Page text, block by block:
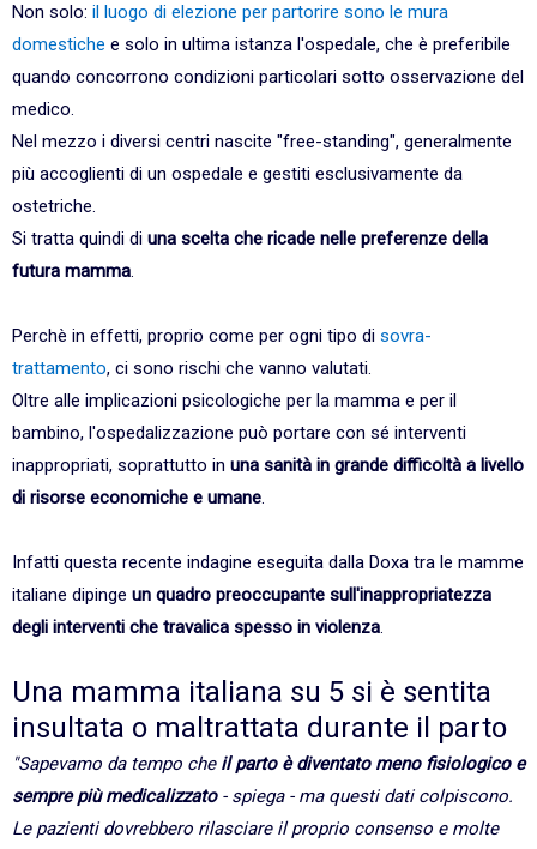
Non solo: il luogo di elezione per partorire sono le mura
domestiche e solo in ultima istanza l'ospedale, che è preferibile
quando concorrono condizioni particolari sotto osservazione del
medico.
Nel mezzo i diversi centri nascite "free-standing", generalmente
più accoglienti di un ospedale e gestiti esclusivamente da
ostetriche.
Si tratta quindi di una scelta che ricade nelle preferenze della
futura mamma.
Perchè in effetti, proprio come per ogni tipo di sovra-
trattamento, ci sono rischi che vanno valutati.
Oltre alle implicazioni psicologiche per la mamma e per il
bambino, l'ospedalizzazione può portare con sé interventi
inappropriati, soprattutto in una sanità in grande difficoltà a livello
di risorse economiche e umane.
Infatti questa recente indagine eseguita dalla Doxa tra le mamme
italiane dipinge un quadro preoccupante sull'inappropriatezza
degli interventi che travalica spesso in violenza.
Una mamma italiana su 5 si è sentita
insultata o maltrattata durante il parto
"Sapevamo da tempo che il parto è diventato meno fisiologico e
sempre più medicalizzato- spiega - ma questi dati colpiscono.
Le pazienti dovrebbero rilasciare il proprio consenso e molte